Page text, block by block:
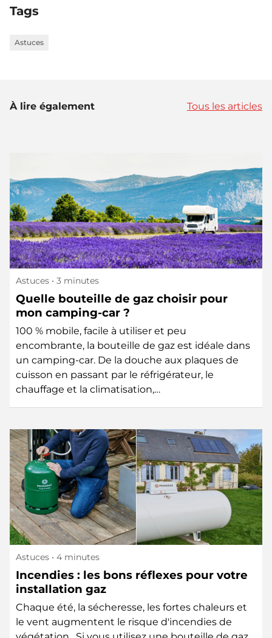
Tags
Astuces
À lire également Tous les articles
Astuces • 3 minutes
Quelle bouteille de gaz choisir pour
mon camping-car ?
100 % mobile, facile à utiliser et peu
encombrante, la bouteille de gaz est idéale dans
un camping-car. De la douche aux plaques de
cuisson en passant par le réfrigérateur, le
chauffage et la climatisation,…
Astuces • 4 minutes
Incendies : les bons réflexes pour votre
installation gaz
Chaque été, la sécheresse, les fortes chaleurs et
le vent augmentent le risque d'incendies de